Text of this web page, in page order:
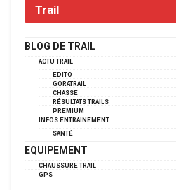
Trail
BLOG DE TRAIL
ACTU TRAIL
EDITO
GORATRAIL
CHASSE
RÉSULTATS TRAILS
PREMIUM
INFOS ENTRAINEMENT
SANTÉ
EQUIPEMENT
CHAUSSURE TRAIL
GPS